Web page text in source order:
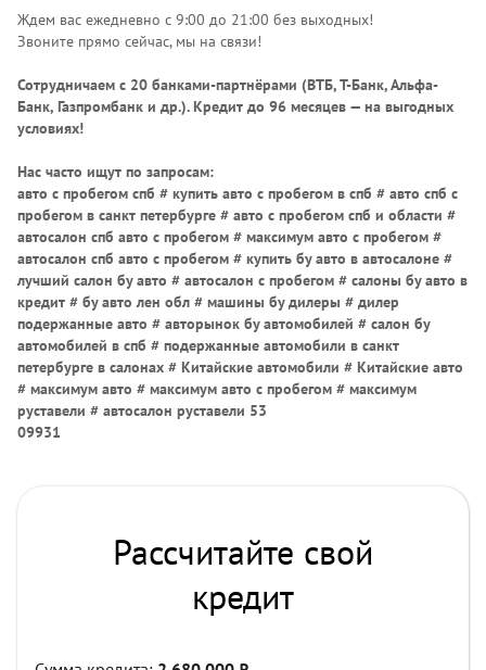
Ждем вас ежедневно с 9:00 до 21:00 без выходных!
Звоните прямо сейчас, мы на связи!
Сотрудничаем с 20 банками-партнёрами (ВТБ, Т-Банк, Альфа-
Банк, Газпромбанк и др.). Кредит до 96 месяцев — на выгодных
условиях!
Нас часто ищут по запросам:
авто с пробегом спб # купить авто с пробегом в спб # авто спб с
пробегом в санкт петербурге # авто с пробегом спб и области #
автосалон спб авто с пробегом # максимум авто с пробегом #
автосалон спб авто с пробегом # купить бу авто в автосалоне #
лучший салон бу авто # автосалон с пробегом # салоны бу авто в
кредит # бу авто лен обл # машины бу дилеры # дилер
подержанные авто # авторынок бу автомобилей # салон бу
автомобилей в спб # подержанные автомобили в санкт
петербурге в салонах # Китайские автомобили # Китайские авто
# максимум авто # максимум авто с пробегом # максимум
руставели # автосалон руставели 53
09931
Рассчитайте свой
кредит